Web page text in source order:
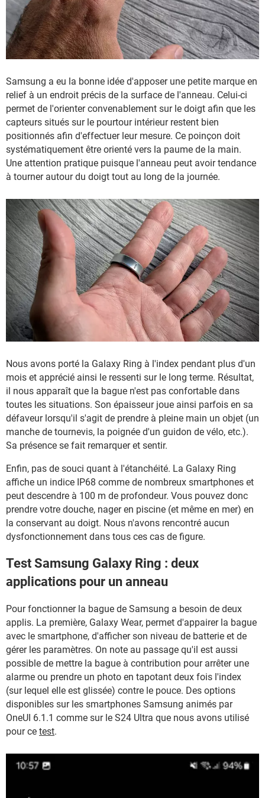
Samsung a eu la bonne idée d'apposer une petite marque en
relief à un endroit précis de la surface de l'anneau. Celui-ci
permet de l'orienter convenablement sur le doigt afin que les
capteurs situés sur le pourtour intérieur restent bien
positionnés afin d'effectuer leur mesure. Ce poinçon doit
systématiquement être orienté vers la paume de la main.
Une attention pratique puisque l'anneau peut avoir tendance
à tourner autour du doigt tout au long de la journée.
Nous avons porté la Galaxy Ring à l'index pendant plus d'un
mois et apprécié ainsi le ressenti sur le long terme. Résultat,
il nous apparaît que la bague n'est pas confortable dans
toutes les situations. Son épaisseur joue ainsi parfois en sa
défaveur lorsqu'il s'agit de prendre à pleine main un objet (un
manche de tournevis, la poignée d'un guidon de vélo, etc.).
Sa présence se fait remarquer et sentir.
Enfin, pas de souci quant à l'étanchéité. La Galaxy Ring
affiche un indice IP68 comme de nombreux smartphones et
peut descendre à 100 m de profondeur. Vous pouvez donc
prendre votre douche, nager en piscine (et même en mer) en
la conservant au doigt. Nous n'avons rencontré aucun
dysfonctionnement dans tous ces cas de figure.
Test Samsung Galaxy Ring : deux
applications pour un anneau
Pour fonctionner la bague de Samsung a besoin de deux
applis. La première, Galaxy Wear, permet d'appairer la bague
avec le smartphone, d'afficher son niveau de batterie et de
gérer les paramètres. On note au passage qu'il est aussi
possible de mettre la bague à contribution pour arrêter une
alarme ou prendre un photo en tapotant deux fois l'index
(sur lequel elle est glissée) contre le pouce. Des options
disponibles sur les smartphones Samsung animés par
OneUI 6.1.1 comme sur le S24 Ultra que nous avons utilisé
pour ce test.